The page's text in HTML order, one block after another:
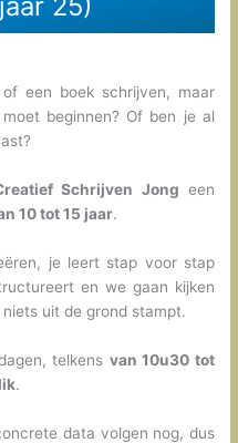
een boek schrijven, maar
beginnen? Of ben je al
Schrijven Jong een
10 tot 15 jaar.
je leert stap voor stap
en we gaan kijken
uit de grond stampt.
telkens van 10u30 tot
.
data volgen nog, dus